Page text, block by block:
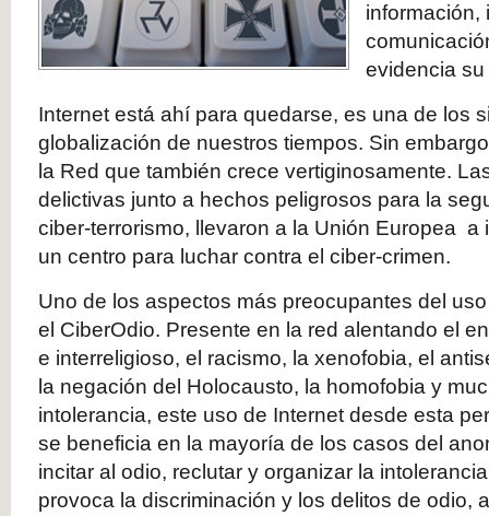
información,
evidencia
Internet está ahí para quedarse, es una de los
globalización de nuestros tiempos. Sin
la Red que también crece vertiginosamente.
delictivas junto a hechos peligrosos para la
ciber-terrorismo, llevaron a la Unión Europea a
un centro para luchar contra el ciber-crimen.
Uno de los aspectos más preocupantes del
el CiberOdio. Presente en la red alentando el
e interreligioso, el racismo, la xenofobia, el
la negación del Holocausto, la homofobia y
intolerancia, este uso de Internet desde esta
se beneficia en la mayoría de los casos del
incitar al odio, reclutar y organizar la
provoca la discriminación y los delitos de odio,